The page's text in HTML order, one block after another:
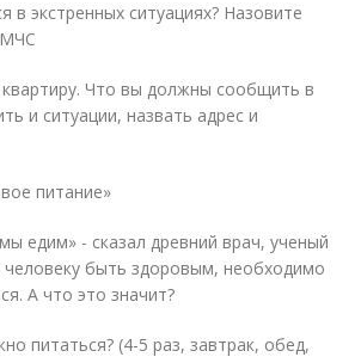
в экстренных ситуациях? Назовите
Что вы должны сообщить в
и ситуации, назвать адрес и
питание»
едим» - сказал древний врач, ученый
быть здоровым, необходимо
А что это значит?
питаться? (4-5 раз, завтрак, обед,